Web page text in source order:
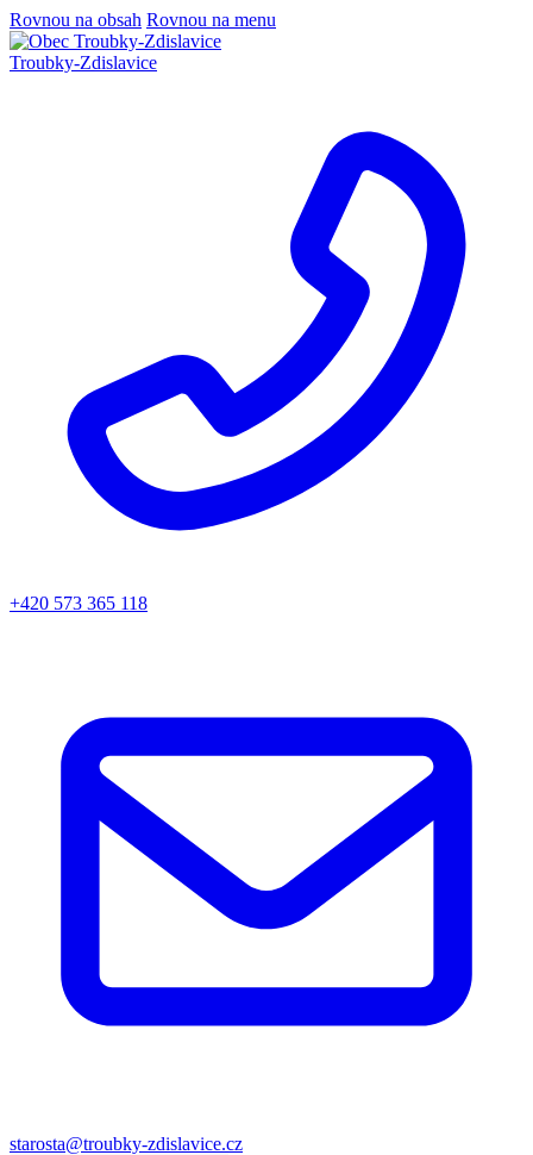
Rovnou na obsah Rovnou na menu
Troubky-Zdislavice
+420 573 365 118
starosta@troubky-zdislavice.cz